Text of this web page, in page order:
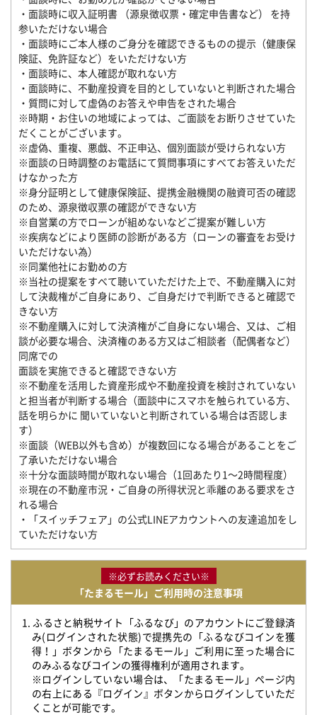
・面談時に収入証明書 （源泉徴収票・確定申告書など） を持
参いただけない場合
・面談時にご本人様のご身分を確認できるものの提示（健康保
険証、免許証など）をいただけない方
・面談時に、本人確認が取れない方
・面談時に、不動産投資を目的としていないと判断された場合
・質問に対して虚偽のお答えや申告をされた場合
※時期・お住いの地域によっては、ご面談をお断りさせていた
だくことがございます。
※虚偽、重複、悪戯、不正申込、個別面談が受けられない方
※面談の日時調整のお電話にて質問事項にすべてお答えいただ
けなかった方
※身分証明として健康保険証、提携金融機関の融資可否の確認
のため、源泉徴収票の確認ができない方
※自営業の方でローンが組めないなどご提案が難しい方
※疾病などにより医師の診断がある方（ローンの審査をお受け
いただけない為）
※同業他社にお勤めの方
※当社の提案をすべて聴いていただけた上で、不動産購入に対
して決裁権がご自身にあり、ご自身だけで判断できると確認で
きない方
※不動産購入に対して決済権がご自身にない場合、又は、ご相
談が必要な場合、決済権のある方又はご相談者（配偶者など）
同席での
面談を実施できると確認できない方
※不動産を活用した資産形成や不動産投資を検討されていない
と担当者が判断する場合（面談中にスマホを触られている方、
話を明らかに 聞いていないと判断されている場合は否認しま
す）
※面談（WEB以外も含め）が複数回になる場合があることをご
了承いただけない場合
※十分な面談時間が取れない場合（1回あたり1～2時間程度）
※現在の不動産市況・ご自身の所得状況と乖離のある要求をさ
れる場合
・「スイッチフェア」の公式LINEアカウントへの友達追加をし
ていただけない方
※必ずお読みください※
「たまるモール」ご利用時の注意事項
1. ふるさと納税サイト「ふるなび」のアカウントにご登録済
み(ログインされた状態)で提携先の「ふるなびコインを獲
得！」ボタンから「たまるモール」ご利用に至った場合に
のみふるなびコインの獲得権利が適用されます。
※ログインしていない場合は、「たまるモール」ページ内
の右上にある『ログイン』ボタンからログインしていただ
くことが可能です。